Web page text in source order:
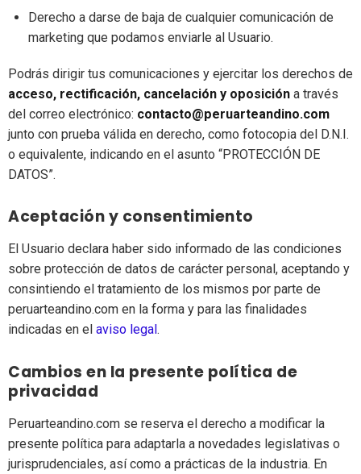
Derecho a darse de baja de cualquier comunicación de
marketing que podamos enviarle al Usuario.
Podrás dirigir tus comunicaciones y ejercitar los derechos de
acceso, rectificación, cancelación y oposición a través
del correo electrónico: contacto@peruarteandino.com
junto con prueba válida en derecho, como fotocopia del D.N.I.
o equivalente, indicando en el asunto “PROTECCIÓN DE
DATOS”.
Aceptación y consentimiento
El Usuario declara haber sido informado de las condiciones
sobre protección de datos de carácter personal, aceptando y
consintiendo el tratamiento de los mismos por parte de
peruarteandino.com en la forma y para las finalidades
indicadas en el aviso legal .
Cambios en la presente política de
privacidad
Peruarteandino.com se reserva el derecho a modificar la
presente política para adaptarla a novedades legislativas o
jurisprudenciales, así como a prácticas de la industria. En